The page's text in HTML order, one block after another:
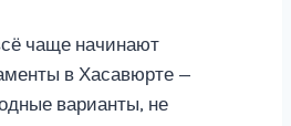
чаще начинают
в Хасавюрте —
варианты, не